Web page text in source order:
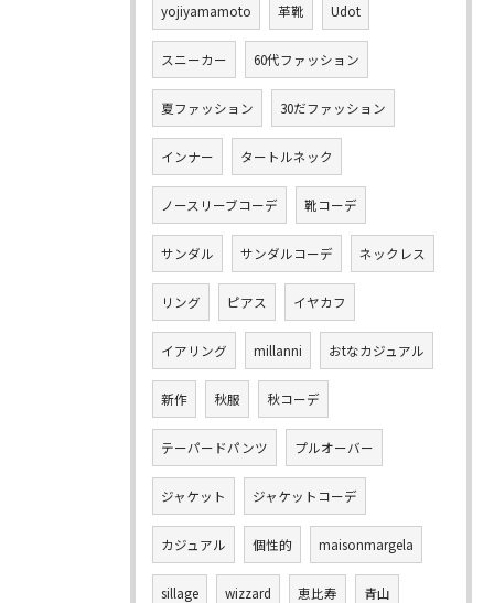
yojiyamamoto 革靴 Udot
スニーカー 60代ファッション
夏ファッション 30だファッション
インナー タートルネック
ノースリーブコーデ 靴コーデ
サンダル サンダルコーデ ネックレス
リング ピアス イヤカフ
イアリング millanni おtなカジュアル
新作 秋服 秋コーデ
テーパードパンツ プルオーバー
ジャケット ジャケットコーデ
カジュアル 個性的 maisonmargela
sillage wizzard 恵比寿 青山